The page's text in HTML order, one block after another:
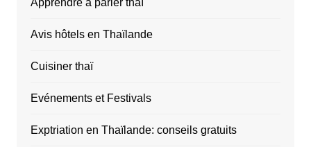
Avis hôtels en Thaïlande
Cuisiner thaï
Evénements et Festivals
Exptriation en Thaïlande: conseils gratuits